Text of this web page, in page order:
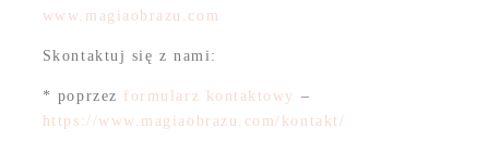
www.magiaobrazu.com
Skontaktuj się z nami:
* poprzez formularz kontaktowy –
https://www.magiaobrazu.com/kontakt/